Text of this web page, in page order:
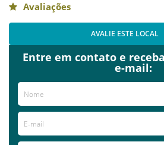
Avaliações
AVALIE ESTE LOCAL
Entre em contato e
e-mail: